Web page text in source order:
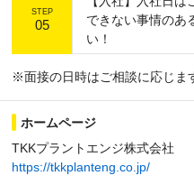
STEP
05
できない事情のあ
い！
※面接の日時はご相談に応じま
ホームページ
TKKプラントエンジ株式会社
https://tkkplanteng.co.jp/